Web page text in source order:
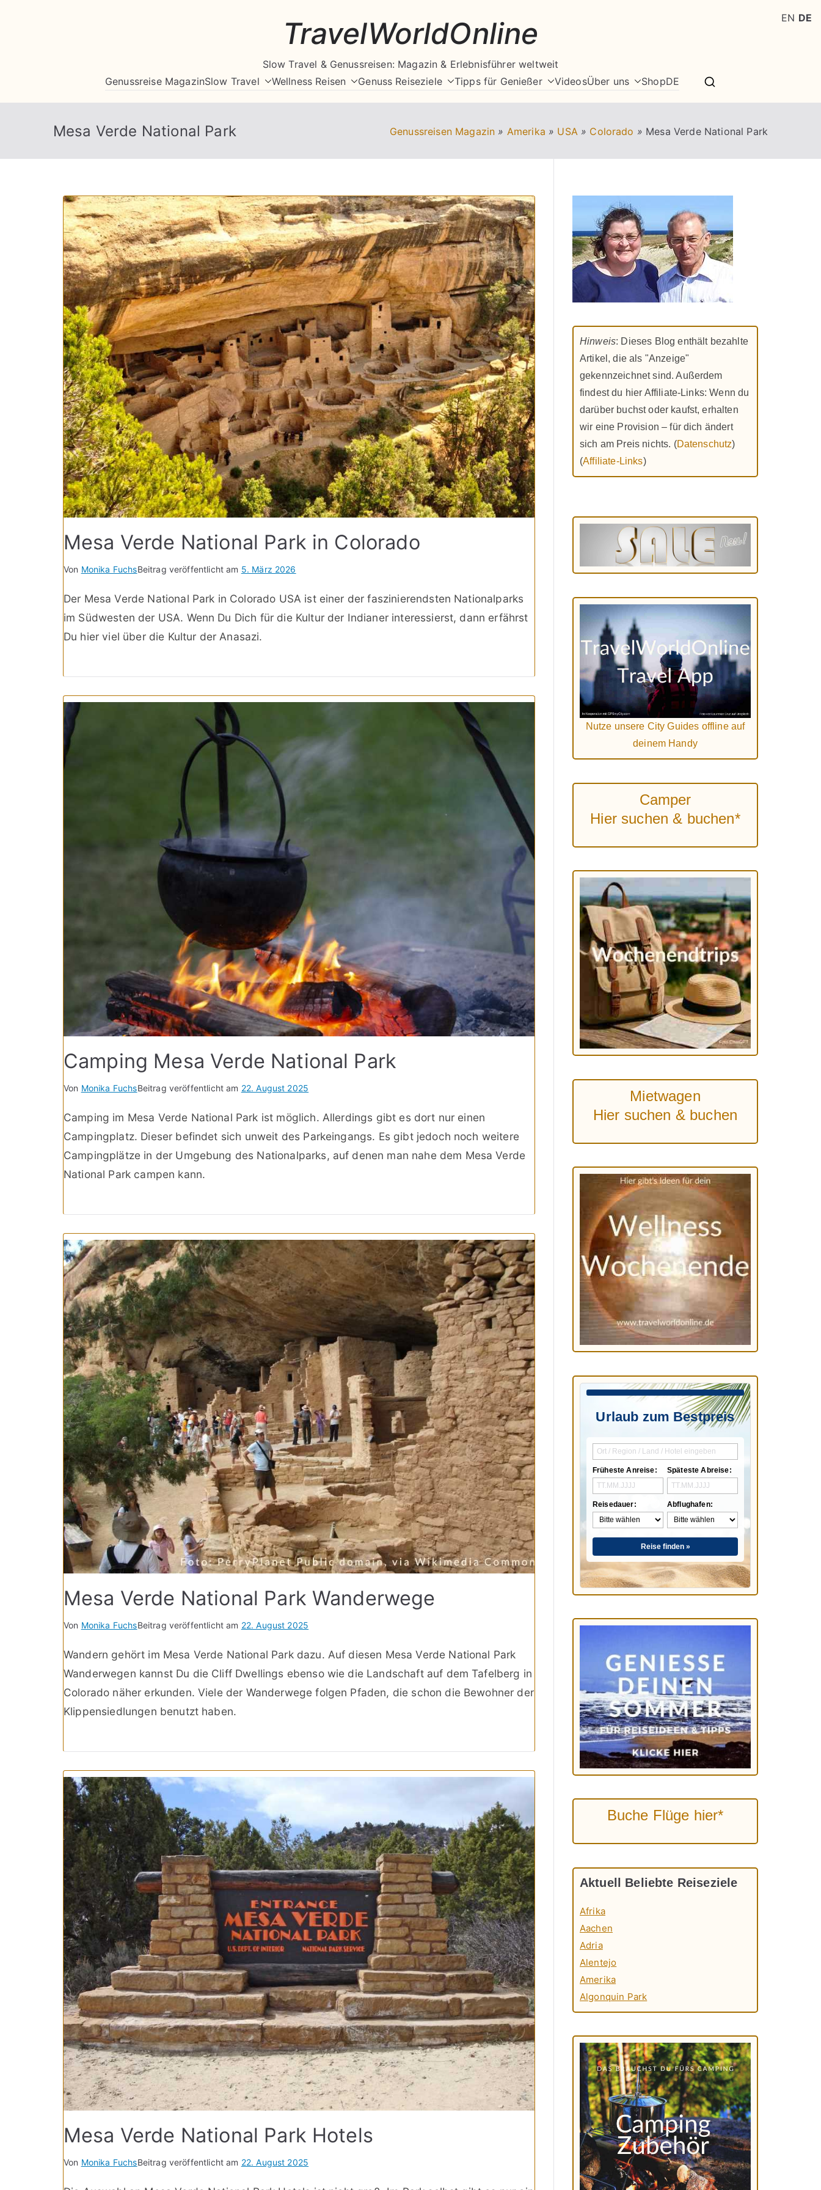
TravelWorldOnline
Slow Travel & Genussreisen: Magazin & Erlebnisführer weltweit
Genussreise MagazinSlow Travel Wellness Reisen Genuss Reiseziele Tipps für Genießer VideosÜber uns ShopDE
Mesa Verde National Park Genussreisen Magazin » Amerika » USA » Colorado » Mesa Verde National Park
Mesa Verde National Park in Colorado
Von Monika FuchsBeitrag veröffentlicht am 5. März 2026
Der Mesa Verde National Park in Colorado USA ist einer der faszinierendsten Nationalparks
im Südwesten der USA. Wenn Du Dich für die Kultur der Indianer interessierst, dann erfährst
Du hier viel über die Kultur der Anasazi.
Camping Mesa Verde National Park
Von Monika FuchsBeitrag veröffentlicht am 22. August 2025
Camping im Mesa Verde National Park ist möglich. Allerdings gibt es dort nur einen
Campingplatz. Dieser befindet sich unweit des Parkeingangs. Es gibt jedoch noch weitere
Campingplätze in der Umgebung des Nationalparks, auf denen man nahe dem Mesa Verde
National Park campen kann.
Mesa Verde National Park Wanderwege
Von Monika FuchsBeitrag veröffentlicht am 22. August 2025
Wandern gehört im Mesa Verde National Park dazu. Auf diesen Mesa Verde National Park
Wanderwegen kannst Du die Cliff Dwellings ebenso wie die Landschaft auf dem Tafelberg in
Colorado näher erkunden. Viele der Wanderwege folgen Pfaden, die schon die Bewohner der
Klippensiedlungen benutzt haben.
Mesa Verde National Park Hotels
Von Monika FuchsBeitrag veröffentlicht am 22. August 2025
Hinweis: Dieses Blog enthält bezahlte
Artikel, die als "Anzeige"
gekennzeichnet sind. Außerdem
findest du hier Affiliate-Links: Wenn du
darüber buchst oder kaufst, erhalten
wir eine Provision – für dich ändert
sich am Preis nichts. (Datenschutz)
(Affiliate-Links)
Nutze unsere City Guides offline auf
deinem Handy
Camper
Hier suchen & buchen*
Mietwagen
Hier suchen & buchen
Urlaub zum Bestpreis
Früheste Anreise:
Reisedauer:
Späteste Abreise:
Abflughafen:
Reise finden »
Buche Flüge hier*
Aktuell Beliebte Reiseziele
Afrika
Aachen
Adria
Alentejo
Amerika
Algonquin Park
EN DE